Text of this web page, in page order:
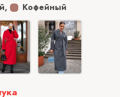
, Кофейный